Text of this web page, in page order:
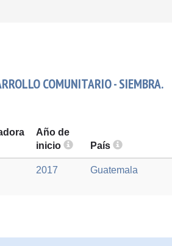
COMUNITARIO - SIEMBRA.
Año de
inicio
País
2017 Guatemala